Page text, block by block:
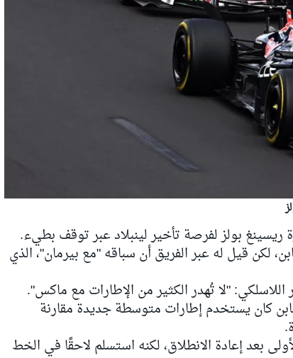
بولز لفرصة تأخير لينبلاد عبر توقف بطيء.
لكن قيل له عبر الفريق أن سباقه "مع بيرمان"، الذي
"لا تُهدر الكثير من الإطارات مع ماكس".
كان يستخدم إطارات متوسطة جديدة مقارنة
بعد إعادة الانطلاق، لكنه استسلم لاحقًا في الخط